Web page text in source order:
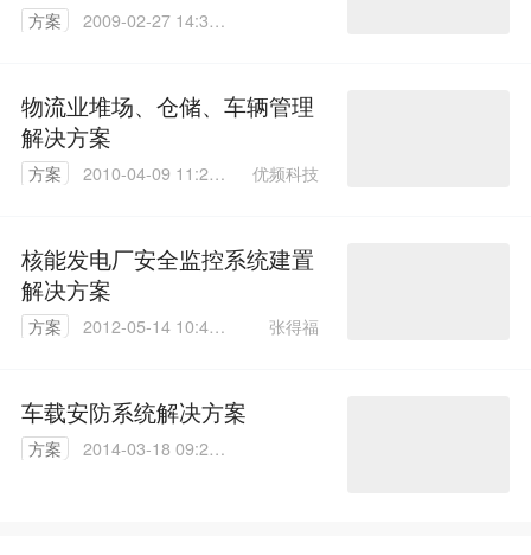
方案
2009-02-27 14:30:
物流业堆场、仓储、车辆管理
解决方案
方案
2010-04-09 11:27:
优频科技
核能发电厂安全监控系统建置
解决方案
方案
2012-05-14 10:42:
张得福
车载安防系统解决方案
方案
2014-03-18 09:28: